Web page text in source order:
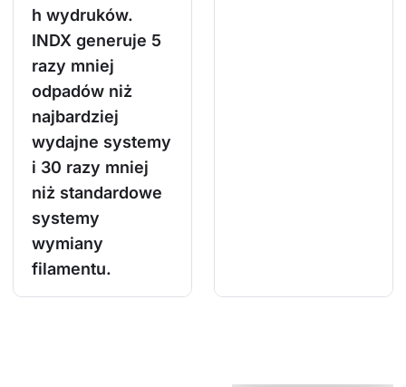
h wydruków.
INDX generuje 5
razy mniej
odpadów niż
najbardziej
wydajne systemy
i 30 razy mniej
niż standardowe
systemy
wymiany
filamentu.